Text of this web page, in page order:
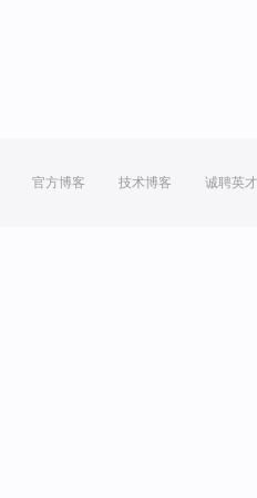
官方博客 技术博客 诚聘英才